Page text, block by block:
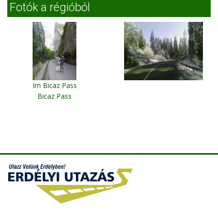
Fotók a régióból
Im Bicaz Pass
Bicaz Pass